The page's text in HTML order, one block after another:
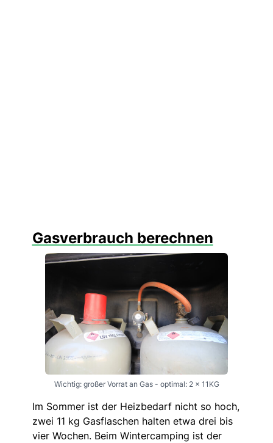
Gasverbrauch berechnen
Wichtig: großer Vorrat an Gas - optimal: 2 x 11KG
Im Sommer ist der Heizbedarf nicht so hoch,
zwei 11 kg Gasflaschen halten etwa drei bis
vier Wochen. Beim Wintercamping ist der